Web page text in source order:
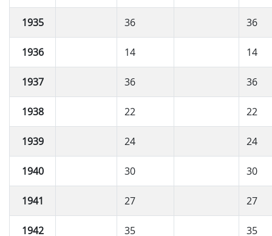
1935 36 36
1936 14 14
1937 36 36
1938 22 22
1939 24 24
1940 30 30
1941 27 27
1942 35 35